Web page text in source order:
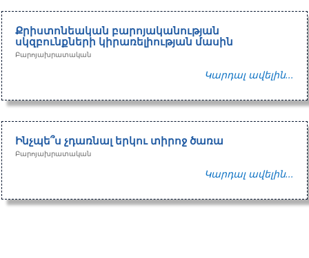
Քրիստոնեական բարոյականության
սկզբունքների կիրառելիության մասին
Բարոյախրատական
Կարդալ ավելին...
Ինչպե՞ս չդառնալ երկու տիրոջ ծառա
Բարոյախրատական
Կարդալ ավելին...